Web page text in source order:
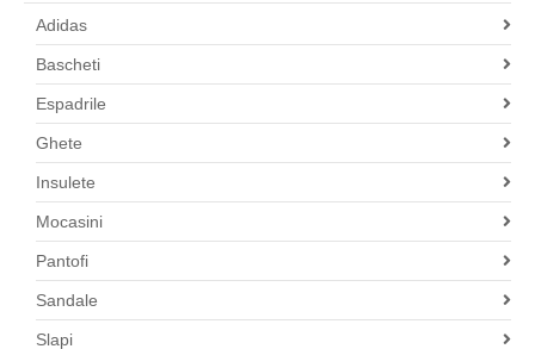
Adidas
Bascheti
Espadrile
Ghete
Insulete
Mocasini
Pantofi
Sandale
Slapi